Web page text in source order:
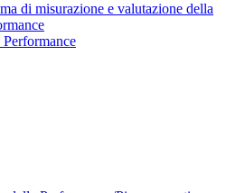
di misurazione e valutazione della